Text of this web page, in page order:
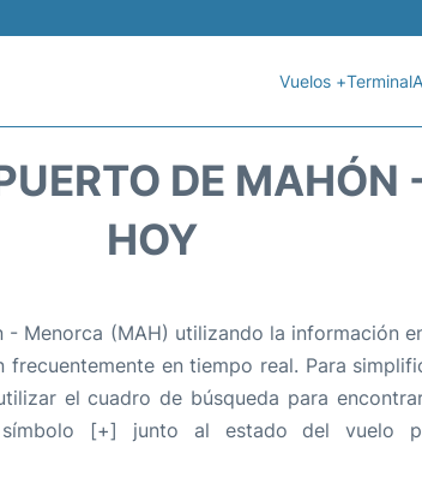
Vuelos +Terminal
DE
HOY
Menorca (MAH) utilizando la información
en tiempo real. Para
el cuadro de búsqueda para
[+] junto al estado del vuelo